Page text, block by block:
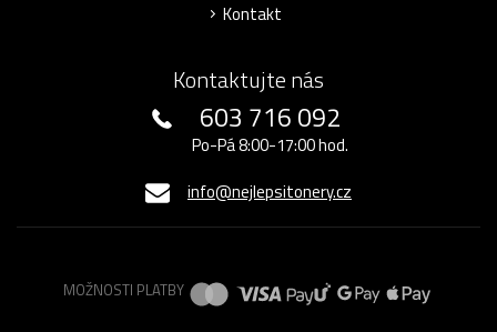
Kontakt
Kontaktujte nás
603 716 092
Po-Pá 8:00-17:00 hod.
info@nejlepsitonery.cz
MOŽNOSTI PLATBY